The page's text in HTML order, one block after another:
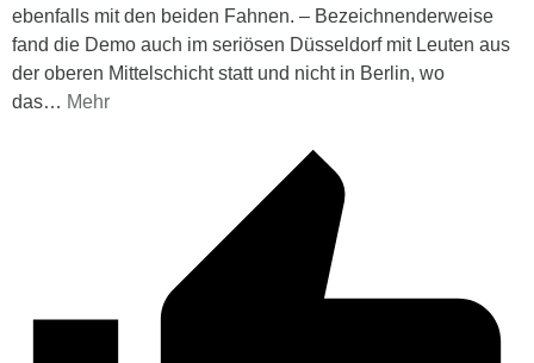
ebenfalls mit den beiden Fahnen. – Bezeichnenderweise
fand die Demo auch im seriösen Düsseldorf mit Leuten aus
der oberen Mittelschicht statt und nicht in Berlin, wo
das… Mehr